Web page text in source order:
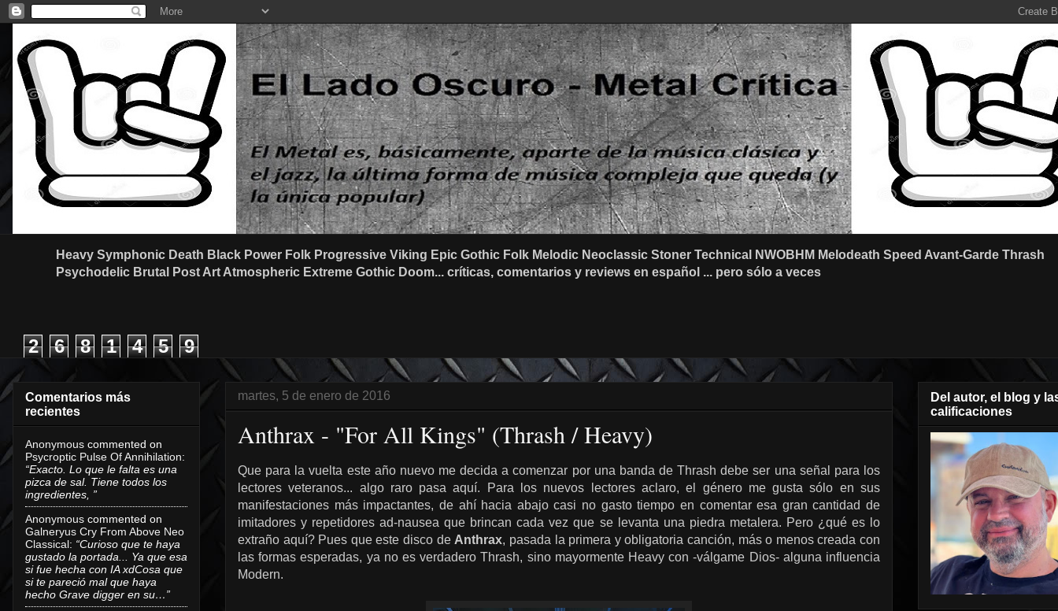
Heavy Symphonic Death Black Power Folk Progressive Viking Epic Gothic Folk Melodic Neoclassic Stoner Technical NWOBHM Melodeath Speed Avant-Garde Thrash
Psychodelic Brutal Post Art Atmospheric Extreme Gothic Doom... críticas, comentarios y reviews en español ... pero sólo a veces
2 6 8 1 4 5 9
martes, 5 de enero de 2016
Anthrax - "For All Kings" (Thrash / Heavy)
Que para la vuelta este año nuevo me decida a comenzar por una banda de Thrash debe ser una señal para los
lectores veteranos... algo raro pasa aquí. Para los nuevos lectores aclaro, el género me gusta sólo en sus
manifestaciones más impactantes, de ahí hacia abajo casi no gasto tiempo en comentar esa gran cantidad de
imitadores y repetidores ad-nausea que brincan cada vez que se levanta una piedra metalera. Pero ¿qué es lo
extraño aquí? Pues que este disco de Anthrax, pasada la primera y obligatoria canción, más o menos creada con
las formas esperadas, ya no es verdadero Thrash, sino mayormente Heavy con -válgame Dios- alguna influencia
Modern.
Comentarios más
recientes
Anonymous commented on
Psycroptic Pulse Of Annihilation:
“Exacto. Lo que le falta es una
pizca de sal. Tiene todos los
ingredientes, ”
Anonymous commented on
Galneryus Cry From Above Neo
Classical: “Curioso que te haya
gustado la portada... Ya que esa
si fue hecha con IA xdCosa que
si te pareció mal que haya
hecho Grave digger en su…”
Del autor, el blog y
calificaciones